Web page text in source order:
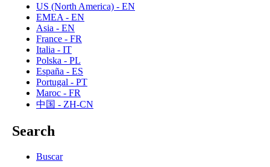
US (North America) - EN
EMEA - EN
Asia - EN
France - FR
Italia - IT
Polska - PL
España - ES
Portugal - PT
Maroc - FR
中国 - ZH-CN
Search
Buscar